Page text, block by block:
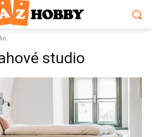
studio